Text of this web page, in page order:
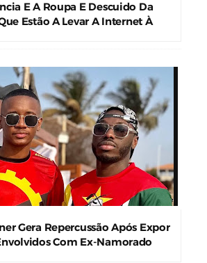
E A Roupa E Descuido Da
Estão A Levar A Internet À
Gera Repercussão Após Expor
Com Ex-Namorado